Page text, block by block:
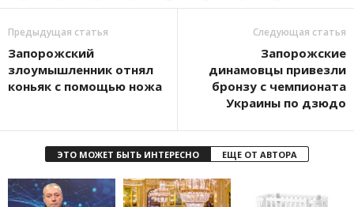
Предыдущая статья
Запорожский
злоумышленник отнял
коньяк с помощью ножа
Следующая статья
Запорожские
динамовцы привезли
бронзу с чемпионата
Украины по дзюдо
ЭТО МОЖЕТ БЫТЬ ИНТЕРЕСНО ЕЩЕ ОТ АВТОРА